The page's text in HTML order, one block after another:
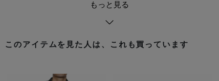
もっと見る
このアイテムを見た人は、これも買っています